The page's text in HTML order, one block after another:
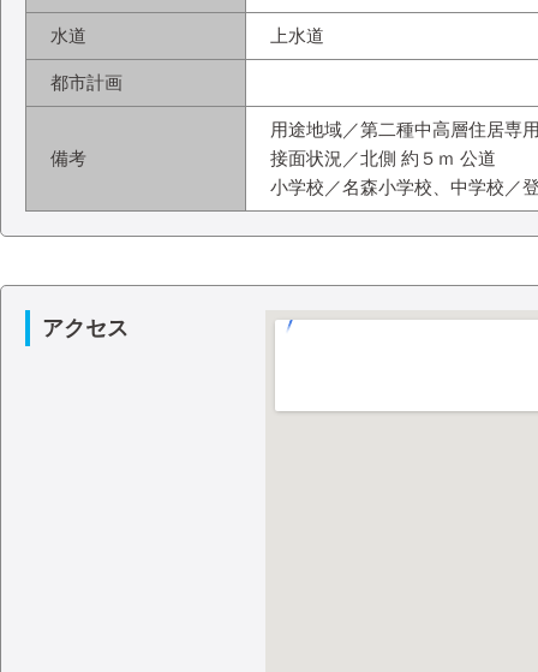
水道 上水道
都市計画
備考
用途地域／第二種中高層住居専
接面状況／北側 約５ｍ 公道
小学校／名森小学校、中学校／
アクセス